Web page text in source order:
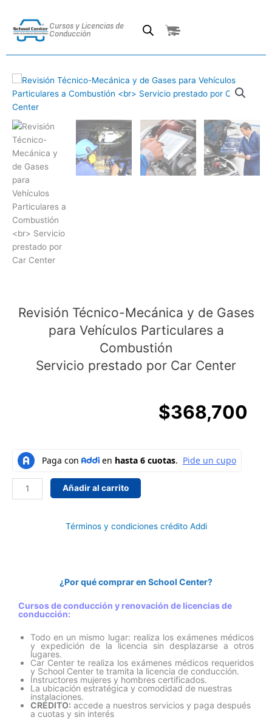
contenido
Cursos y Licencias de
Conducción
Cart
Revisión Técnico-Mecánica y de Gases
para Vehículos Particulares a
Combustión
Servicio prestado por Car Center
$368,700
Técnico-
de
prestado
Car
Center
cantidad
Añadir al carrito
Términos y condiciones crédito Addi
¿Por qué comprar en School Center?
Cursos de conducción y renovación de licencias de
conducción:
Todo en un mismo lugar: realiza los exámenes médicos
y expedición de la licencia sin desplazarse a otros
lugares.
Car Center te realiza los exámenes médicos requeridos
y School Center te tramita la licencia de conducción.
Instructores mujeres y hombres certificados.
La ubicación estratégica y comodidad de nuestras
instalaciones.
CRÉDITO: accede a nuestros servicios y paga después
a cuotas y sin interés